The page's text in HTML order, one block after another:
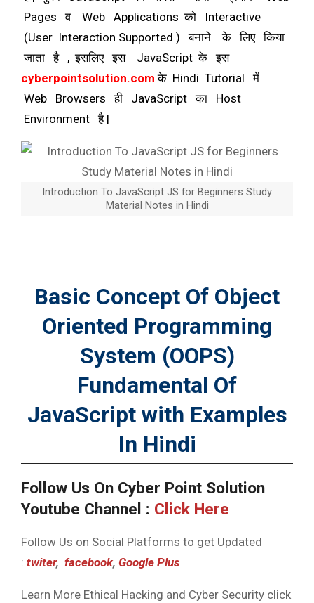
Pages व Web Applications को Interactive
(User Interaction Supported ) बनाने के लिए किया
जाता है , इसलिए इस JavaScript के इस
cyberpointsolution.com के Hindi Tutorial में
Web Browsers ही JavaScript का Host
Environment है |
Introduction To JavaScript JS for Beginners Study
Material Notes in Hindi
Basic Concept Of Object
Oriented Programming
System (OOPS)
Fundamental Of
JavaScript with Examples
In Hindi
Follow Us On Cyber Point Solution
Youtube Channel : Click Here
Follow Us on Social Platforms to get Updated
: twiter, facebook, Google Plus
Learn More Ethical Hacking and Cyber Security click